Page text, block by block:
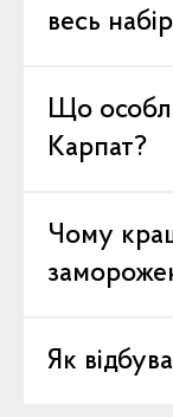
весь
Що
Карпат?
Чому
Як